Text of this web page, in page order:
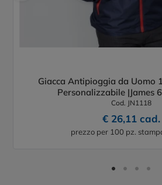
Giacca Antipioggia da Uomo
Personalizzabile |James
Cod. JN1118
€ 26,11 cad.
prezzo per 100 pz.